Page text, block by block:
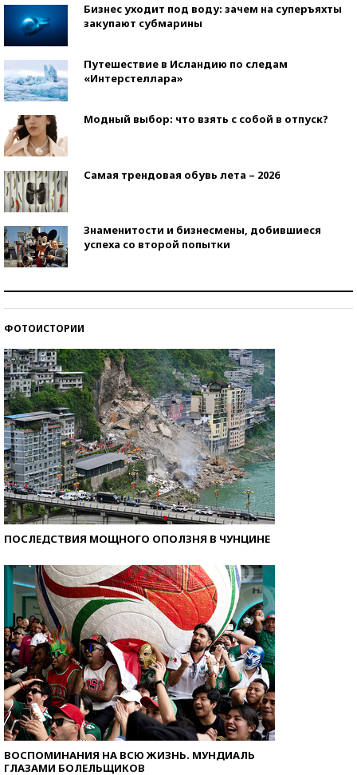
Бизнес уходит под воду: зачем на суперъяхты
закупают субмарины
Путешествие в Исландию по следам
«Интерстеллара»
Модный выбор: что взять с собой в отпуск?
Самая трендовая обувь лета – 2026
Знаменитости и бизнесмены, добившиеся
успеха со второй попытки
ФОТОИСТОРИИ
ПОСЛЕДСТВИЯ МОЩНОГО ОПОЛЗНЯ В ЧУНЦИНЕ
ВОСПОМИНАНИЯ НА ВСЮ ЖИЗНЬ. МУНДИАЛЬ
ГЛАЗАМИ БОЛЕЛЬЩИКОВ